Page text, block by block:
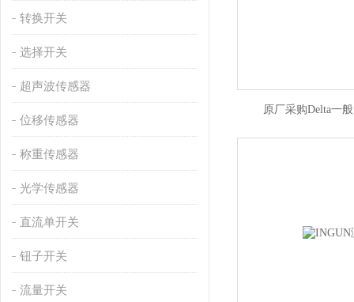
转换开关
选择开关
超声波传感器
位移传感器
称重传感器
光学传感器
直流单开关
钮子开关
流量开关
原厂采购Delta一